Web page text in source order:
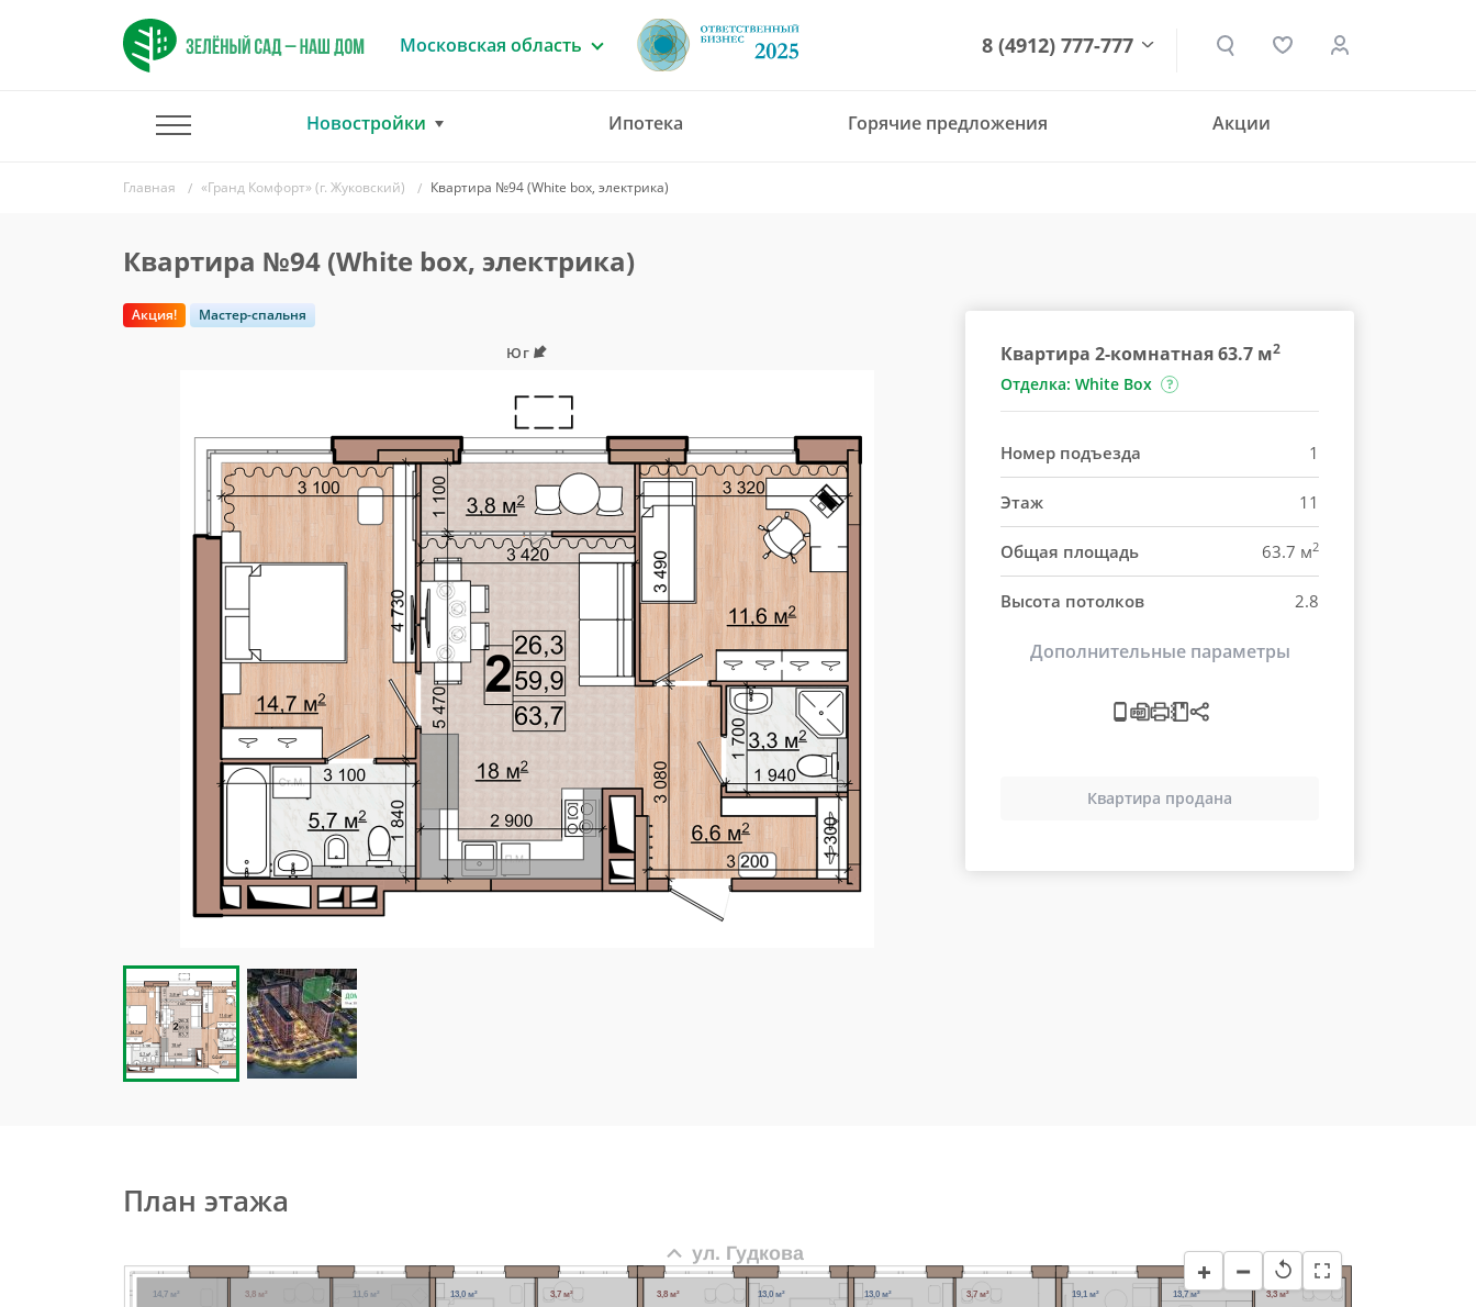
Московская область 8 (4912) 777-777
Новостройки Ипотека Горячие предложения Акции
Главная «Гранд Комфорт» (г. Жуковский) Квартира №94 (White box, электрика)
Квартира №94 (White box, электрика)
Акция! Мастер-спальня
Юг Квартира 2-комнатная 63.7 м2
Отделка: White Box
Номер подъезда 1
Этаж 11
Общая площадь 63.7 м2
Высота потолков 2.8
Дополнительные параметры
Квартира продана
План этажа
+ − ↺
3,8 м²
14,7 м² 11,6 м² 13,0 м² 3,7 м² 13,0 м²
3,8 м² 13,0 м² 3,7 м² 3,3 м²
19,1 м² 13,7 м²
ул. Гудкова